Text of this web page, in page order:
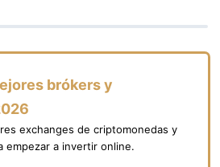
brókers y
exchanges de criptomonedas y
empezar a invertir online.